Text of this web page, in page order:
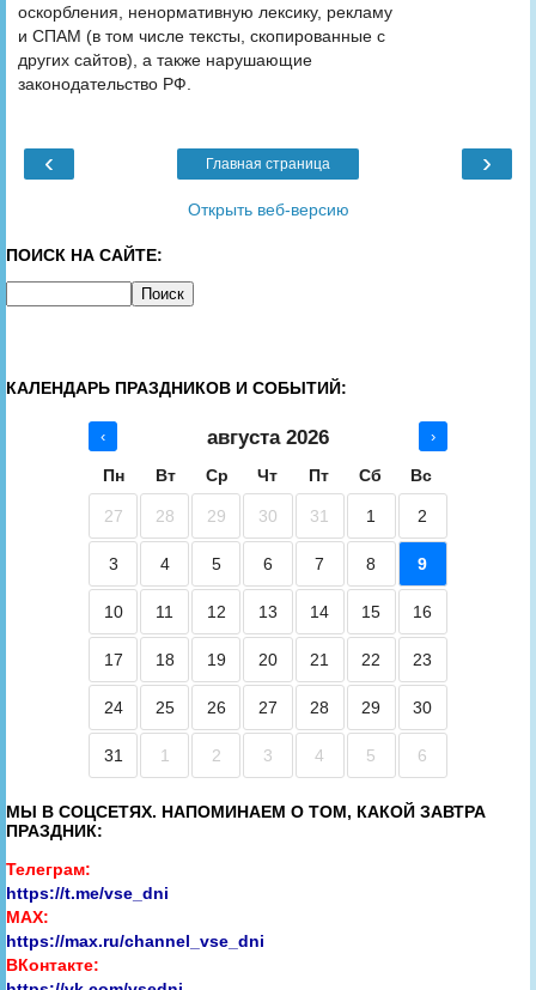
оскорбления, ненормативную лексику, рекламу
и СПАМ (в том числе тексты, скопированные с
других сайтов), а также нарушающие
законодательство РФ.
‹ ›
Главная страница
Открыть веб-версию
ПОИСК НА САЙТЕ:
КАЛЕНДАРЬ ПРАЗДНИКОВ И СОБЫТИЙ:
‹ августа 2026 ›
Пн Вт Ср Чт Пт Сб Вс
27 28 29 30 31 1 2
3 4 5 6 7 8 9
10 11 12 13 14 15 16
17 18 19 20 21 22 23
24 25 26 27 28 29 30
31 1 2 3 4 5 6
МЫ В СОЦСЕТЯХ. НАПОМИНАЕМ О ТОМ, КАКОЙ ЗАВТРА
ПРАЗДНИК:
Телеграм:
https://t.me/vse_dni
MAX:
https://max.ru/channel_vse_dni
ВКонтакте: